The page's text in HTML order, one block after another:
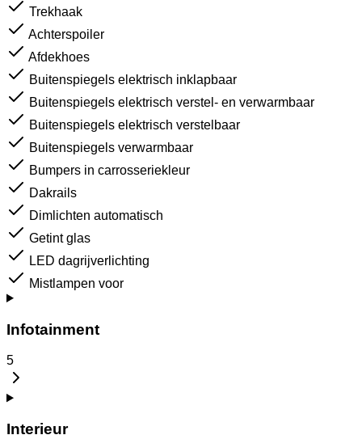
Trekhaak
Achterspoiler
Afdekhoes
Buitenspiegels elektrisch inklapbaar
Buitenspiegels elektrisch verstel- en verwarmbaar
Buitenspiegels elektrisch verstelbaar
Buitenspiegels verwarmbaar
Bumpers in carrosseriekleur
Dakrails
Dimlichten automatisch
Getint glas
LED dagrijverlichting
Mistlampen voor
Infotainment
5
Interieur